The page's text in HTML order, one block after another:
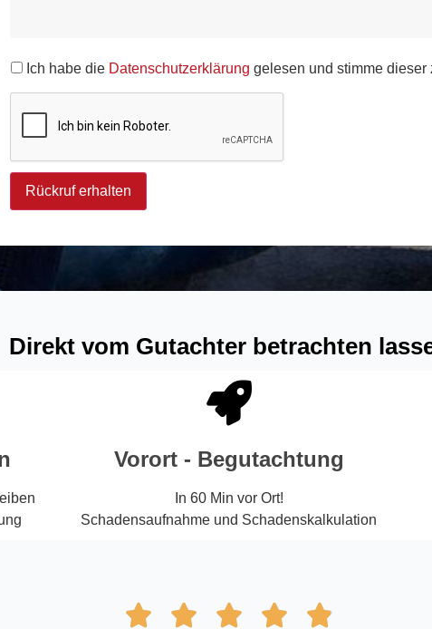
Ich habe die Datenschutzerklärung gelesen und stimme dieser
Rückruf erhalten
Direkt vom Gutachter betrachten
Vorort - Begutachtung
In 60 Min vor Ort!
Schadensaufnahme und Schadenskalkulation
    